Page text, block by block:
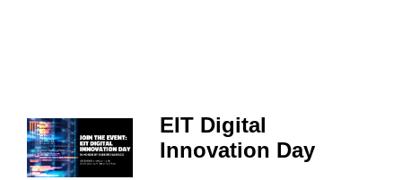
EIT Digital
Innovation Day